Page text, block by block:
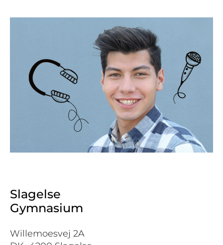
Slagelse
Gymnasium
Willemoesvej 2A